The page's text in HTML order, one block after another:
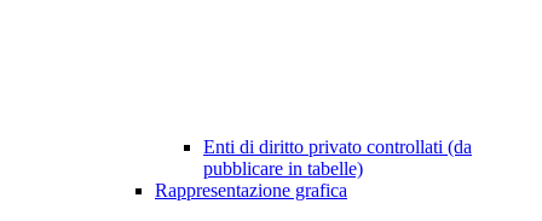
Enti di diritto privato controllati (da
pubblicare in tabelle)
Rappresentazione grafica